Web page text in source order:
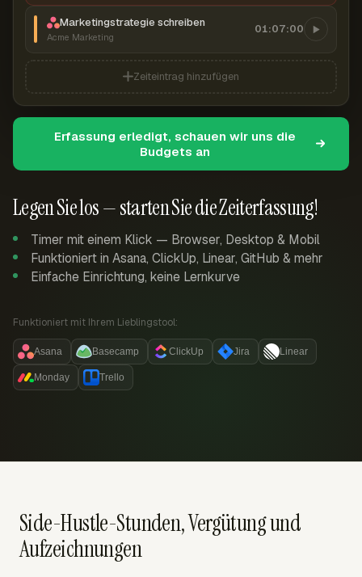
Legen Sie los — starten Sie die Zeiterfassung!
Timer mit einem Klick — Browser, Desktop & Mobil
Funktioniert in Asana, ClickUp, Linear, GitHub & mehr
Einfache Einrichtung, keine Lernkurve
Funktioniert mit Ihrem Lieblingstool:
Asana Basecamp ClickUp Jira Linear
Monday Trello
Marketingstrategie schreiben
Acme Marketing
01:07:00
Zeiteintrag hinzufügen
Erfassung erledigt, schauen wir uns die
Budgets an
Side-Hustle-Stunden, Vergütung und
Aufzeichnungen